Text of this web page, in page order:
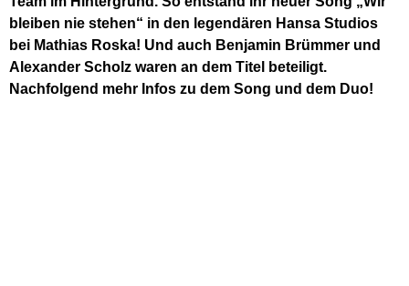
bleiben nie stehen“ in den legendären Hansa Studios
bei Mathias Roska! Und auch Benjamin Brümmer und
Alexander Scholz waren an dem Titel beteiligt.
Nachfolgend mehr Infos zu dem Song und dem Duo!